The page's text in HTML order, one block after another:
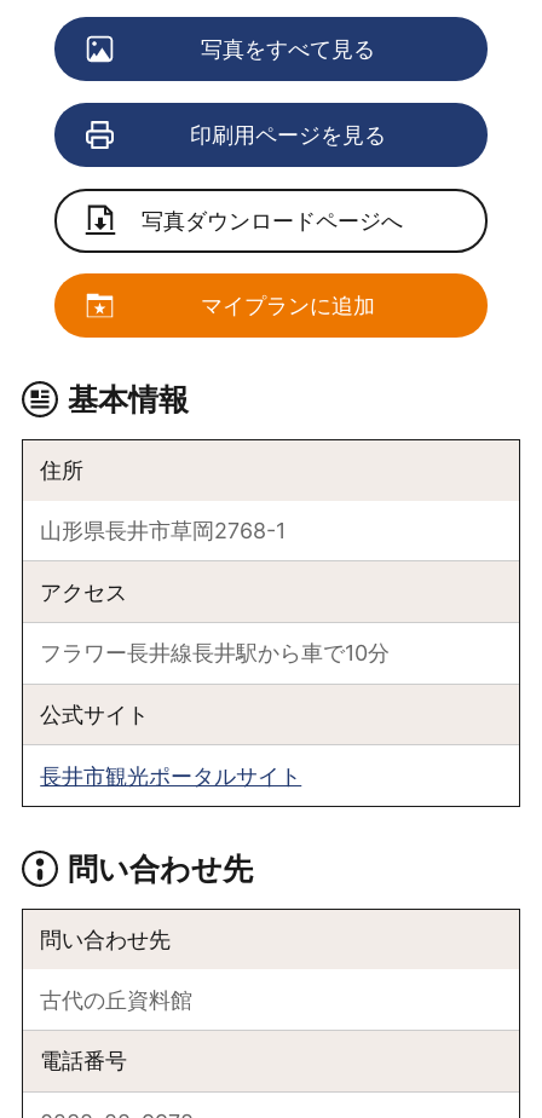
写真をすべて見る
印刷用ページを見る
写真ダウンロードページへ
マイプランに追加
基本情報
住所
山形県長井市草岡2768-1
アクセス
フラワー長井線長井駅から車で10分
公式サイト
長井市観光ポータルサイト
問い合わせ先
問い合わせ先
古代の丘資料館
電話番号